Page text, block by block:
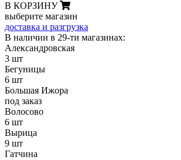
В КОРЗИНУ
выберите магазин
доставка и разгрузка
В наличии в 29-ти магазинах:
Александровская
3 шт
Бегуницы
6 шт
Большая Ижора
под заказ
Волосово
6 шт
Вырица
9 шт
Гатчина